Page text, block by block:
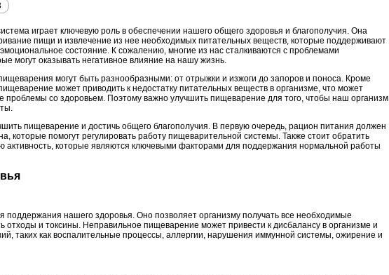
играет ключевую роль в обеспечении нашего общего здоровья и благополучия. Она
пищи и извлечение из нее необходимых питательных веществ, которые поддерживают
состояние. К сожалению, многие из нас сталкиваются с проблемами
могут оказывать негативное влияние на нашу жизнь.
могут быть разнообразными: от отрыжки и изжоги до запоров и поноса. Кроме
может приводить к недостатку питательных веществ в организме, что может
проблемы со здоровьем. Поэтому важно улучшить пищеварение для того, чтобы наш организм
пищеварение и достичь общего благополучия. В первую очередь, рацион питания должен
которые помогут регулировать работу пищеварительной системы. Также стоит обратить
активность, которые являются ключевыми факторами для поддержания нормальной работы
нашего здоровья. Оно позволяет организму получать все необходимые
отходы и токсины. Неправильное пищеварение может привести к дисбалансу в организме и
таких как воспалительные процессы, аллергии, нарушения иммунной системы, ожирение и